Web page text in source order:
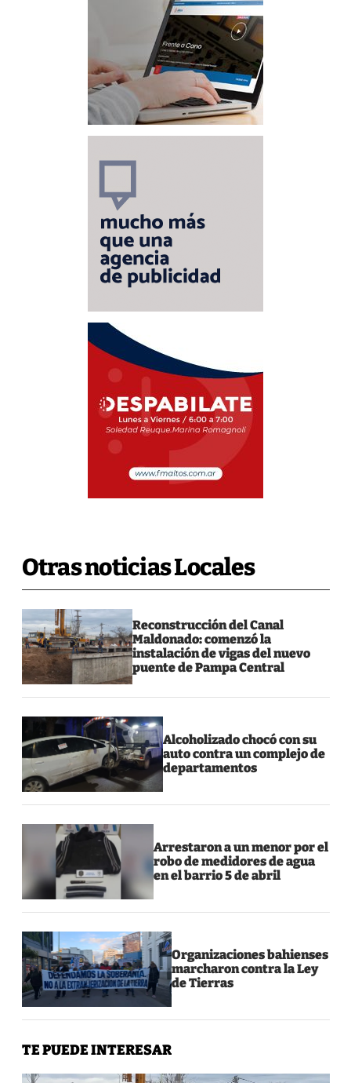
Otras noticias Locales
Reconstrucción del Canal
Maldonado: comenzó la
instalación de vigas del nuevo
puente de Pampa Central
Alcoholizado chocó con su
auto contra un complejo de
departamentos
Arrestaron a un menor por el
robo de medidores de agua
en el barrio 5 de abril
Organizaciones bahienses
marcharon contra la Ley
de Tierras
TE PUEDE INTERESAR